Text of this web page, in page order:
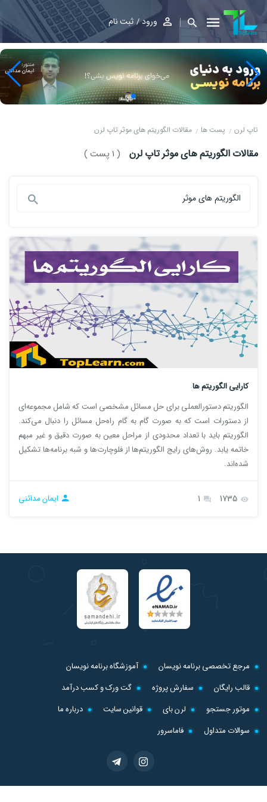
ورود ثبت نام
تاپ لرن پست ها مقالات الگوریتم های موثر تاپ لرن
مقالات الگوریتم های موثر تاپ لرن ( 1 پست )
کارایی الگوریتم‌ ها
الگوریتم دستورالعملی برای حل مسائل مشخصی است که شامل مجموعه‌ای
از دستورات است که به صورت گام به گام راه‌حل مسائل را دنبال می‌کند.
الگوریتم باید با تعداد محدودی از مراحل معین به صورت دقیق و غیر مبهم
خاتمه یابد. روش‌های رایج الگوریتم‌ها از فلوچارت‌ها و شبه‌ برنامه‌ها تشکیل
شده‌اند.
ایمان مدائنی
مرجع تخصصی برنامه نویسان
آموزشگاه برنامه نویسان
قالب رایگان
سفارش پروژه
گت ورک و کسب درآمد
موتور جستجو
لرن بای قوانین سایت
درباره ما
سوالات متداول
فاماسرور